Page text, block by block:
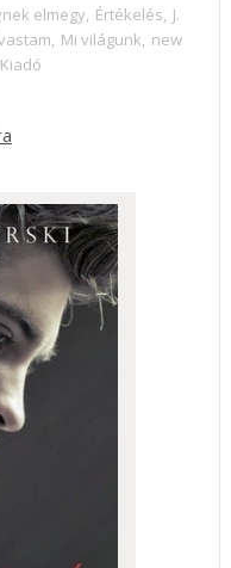
elmegy, Értékelés, J.
, Mi világunk, new